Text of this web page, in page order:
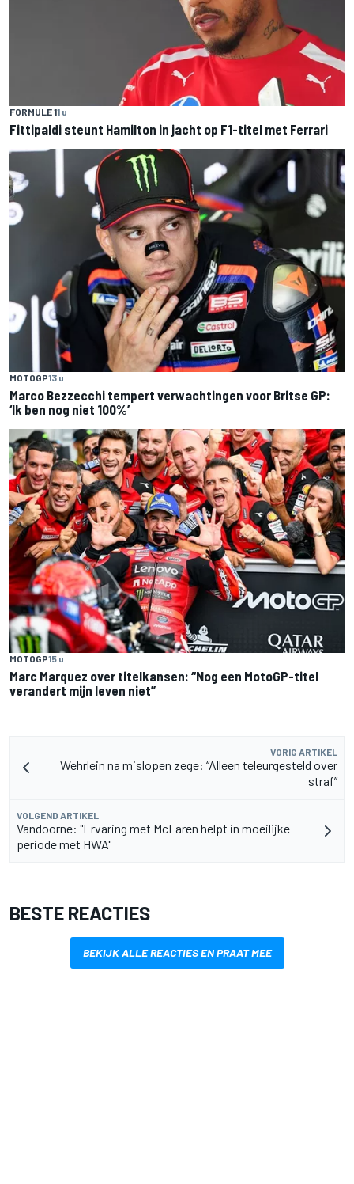
FORMULE 11 u
Fittipaldi steunt Hamilton in jacht op F1-titel met Ferrari
MOTOGP13 u
Marco Bezzecchi tempert verwachtingen voor Britse GP:
‘Ik ben nog niet 100%’
MOTOGP15 u
Marc Marquez over titelkansen: “Nog een MotoGP-titel
verandert mijn leven niet”
VORIG ARTIKEL
Wehrlein na mislopen zege: “Alleen teleurgesteld over
straf”
VOLGEND ARTIKEL
Vandoorne: "Ervaring met McLaren helpt in moeilijke
periode met HWA"
BESTE REACTIES
BEKIJK ALLE REACTIES EN PRAAT MEE